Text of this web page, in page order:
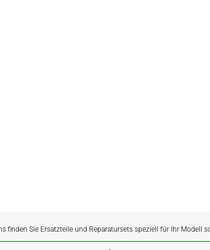
finden Sie Ersatzteile und Reparatursets speziell für Ihr Modell